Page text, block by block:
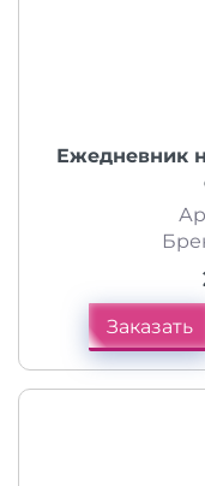
Ежедневник
Заказать